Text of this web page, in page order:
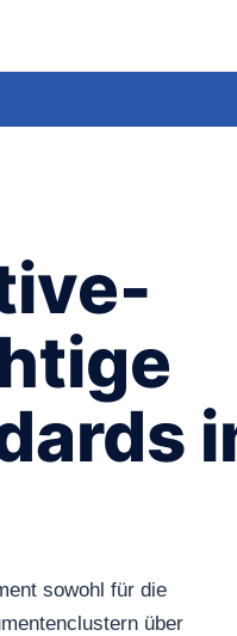
sowohl für die
über